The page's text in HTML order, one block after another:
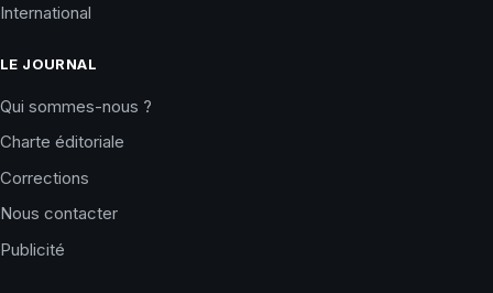
International
LE JOURNAL
Qui sommes-nous ?
Charte éditoriale
Corrections
Nous contacter
Publicité